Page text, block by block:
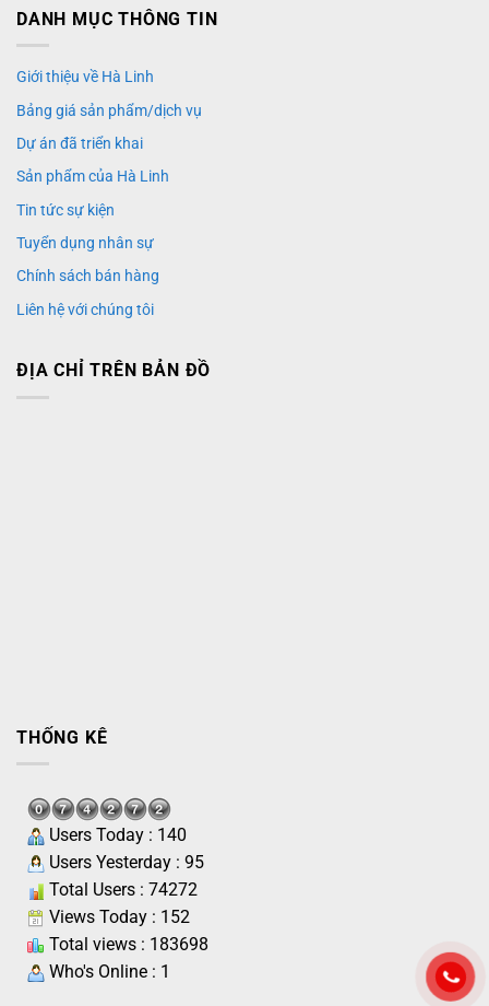
DANH MỤC THÔNG TIN
Giới thiệu về Hà Linh
Bảng giá sản phẩm/dịch vụ
Dự án đã triển khai
Sản phẩm của Hà Linh
Tin tức sự kiện
Tuyển dụng nhân sự
Chính sách bán hàng
Liên hệ với chúng tôi
ĐỊA CHỈ TRÊN BẢN ĐỒ
THỐNG KÊ
Users Today : 140
Users Yesterday : 95
Total Users : 74272
Views Today : 152
Total views : 183698
Who's Online : 1